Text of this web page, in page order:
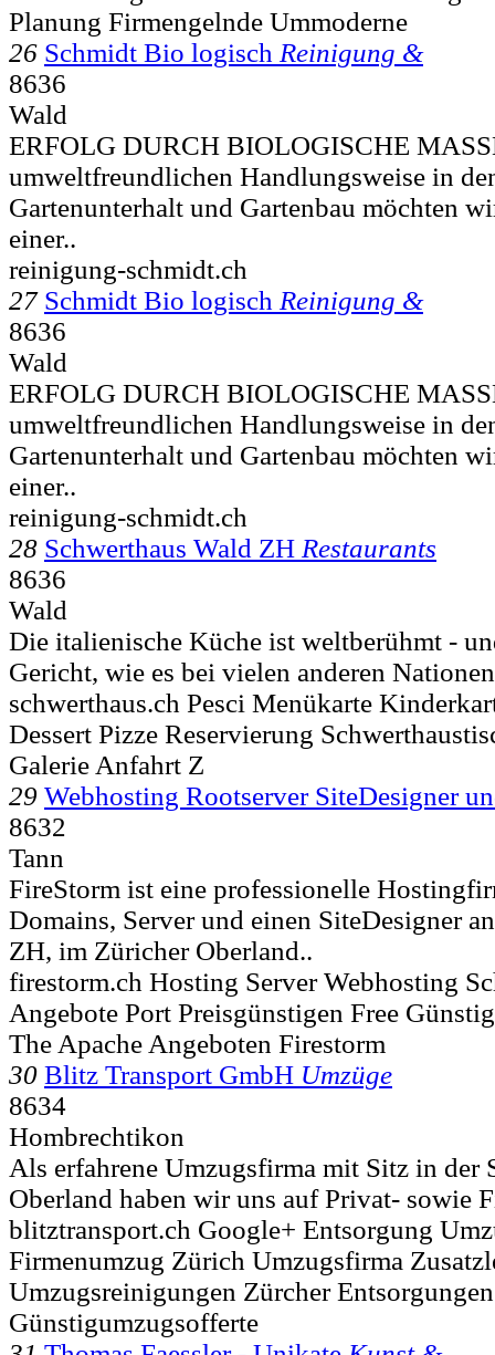
Planung Firmengelnde Ummoderne
26 Schmidt Bio logisch Reinigung &
8636
Wald
ERFOLG DURCH BIOLOGISCHE
umweltfreundlichen Handlungsweise in
Gartenunterhalt und Gartenbau möchten
einer..
reinigung-schmidt.ch
27 Schmidt Bio logisch Reinigung &
8636
Wald
ERFOLG DURCH BIOLOGISCHE
umweltfreundlichen Handlungsweise in
Gartenunterhalt und Gartenbau möchten
einer..
reinigung-schmidt.ch
28 Schwerthaus Wald ZH Restaurants
8636
Wald
Die italienische Küche ist weltberühmt -
Gericht, wie es bei vielen anderen
schwerthaus.ch Pesci Menükarte
Dessert Pizze Reservierung
Galerie Anfahrt Z
29 Webhosting Rootserver SiteDesigner
8632
Tann
FireStorm ist eine professionelle
Domains, Server und einen SiteDesigner
ZH, im Züricher Oberland..
firestorm.ch Hosting Server Webhosting
Angebote Port Preisgünstigen Free
The Apache Angeboten Firestorm
30 Blitz Transport GmbH Umzüge
8634
Hombrechtikon
Als erfahrene Umzugsfirma mit Sitz in der
Oberland haben wir uns auf Privat- sowie
blitztransport.ch Google+ Entsorgung
Firmenumzug Zürich Umzugsfirma
Umzugsreinigungen Zürcher
Günstigumzugsofferte